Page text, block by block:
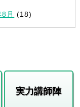
月 (18)
実力講師陣